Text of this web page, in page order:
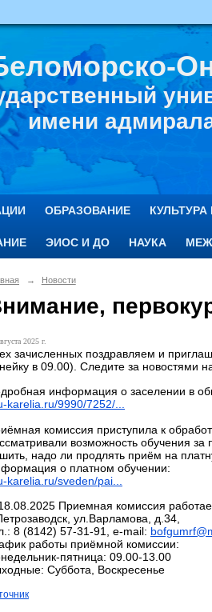
имени
ОБРАЗОВАНИЕ
ЭИОС И ДО НАУКА
→ Новости
2025 г.
зачисленных поздравляем и
в 09.00). Следите за новостями
информация о заселении в
karelia.ru/9990/7252/...
комиссия приступила к
возможность обучения за
надо ли продлять приём на
о платном обучении:
karelia.ru/sveden/pai...
Приемная комиссия
ул.Варламова, д.34,
8 (8142) 57-31-91, e-mail:
работы приёмной комиссии:
пятница: 09.00-13.00
Суббота, Воскресенье